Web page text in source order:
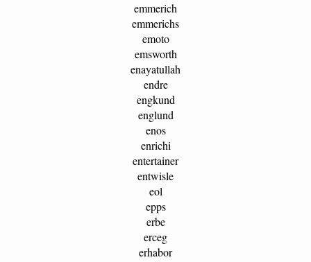
emmerich
emmerichs
emoto
emsworth
enayatullah
endre
engkund
englund
enos
enrichi
entertainer
entwisle
eol
epps
erbe
erceg
erhabor